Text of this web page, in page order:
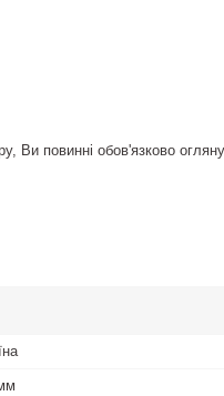
Ви повинні обов'язково